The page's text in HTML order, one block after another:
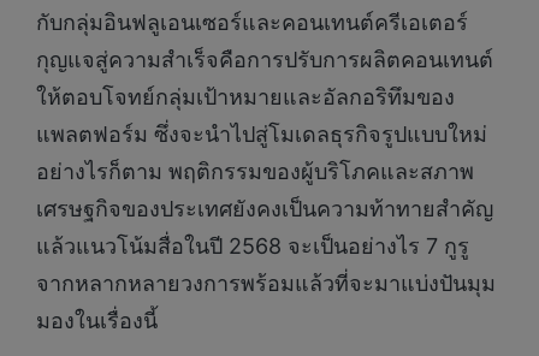
กับกลุ่มอินฟลูเอนเซอร์และคอนเทนต์ครีเอเตอร์
กุญแจสู่ความสำเร็จคือการปรับการผลิตคอนเทนต์
ให้ตอบโจทย์กลุ่มเป้าหมายและอัลกอริทึมของ
แพลตฟอร์ม ซึ่งจะนำไปสู่โมเดลธุรกิจรูปแบบใหม่
อย่างไรก็ตาม พฤติกรรมของผู้บริโภคและสภาพ
เศรษฐกิจของประเทศยังคงเป็นความท้าทายสำคัญ
แล้วแนวโน้มสื่อในปี 2568 จะเป็นอย่างไร 7 กูรู
จากหลากหลายวงการพร้อมแล้วที่จะมาแบ่งปันมุม
มองในเรื่องนี้